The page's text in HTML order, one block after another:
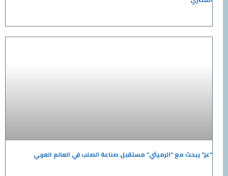
مع “الرميثي” مستقبل صناعة الصلب في العالم العربي